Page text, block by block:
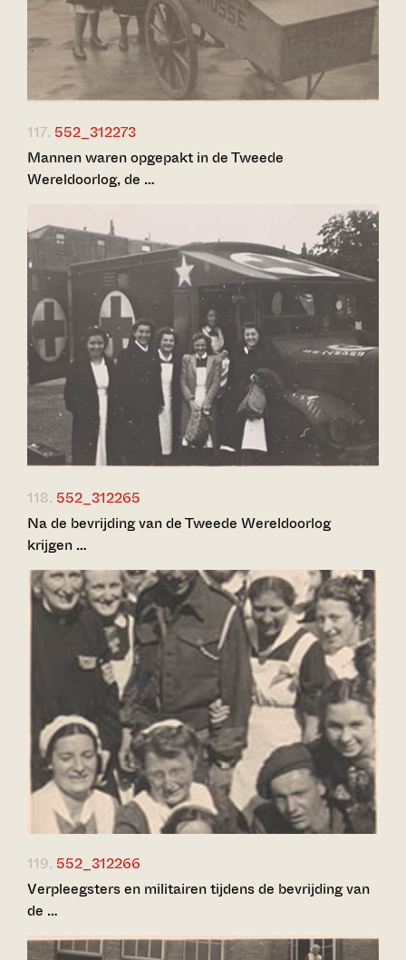
117. 552_312273
Mannen waren opgepakt in de Tweede
Wereldoorlog, de …
118. 552_312265
Na de bevrijding van de Tweede Wereldoorlog
krijgen …
119. 552_312266
Verpleegsters en militairen tijdens de bevrijding van
de …